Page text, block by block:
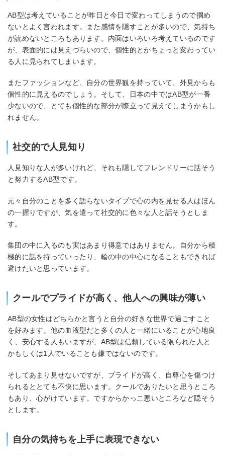
AB型は考えていることが昨日と今日で変わってしまうので掴め
ないとよく言われます。また感情を隠すことが多いので、気持ち
が読めないところもあります。内面はいろいろ考えているのです
が、表面的には見えづらいので、個性的とかちょっと変わってい
る人に見られてしまいます。
またファッションなど、自分の世界観を持っていて、外見からも
個性的に見えるのでしょう。そして、日本の中ではAB型が一番
少ないので、とても個性的な部分が際立って見えてしまうかもし
れません。
社交的で人見知り
人見知りな人が多いけれど、それも隠してフレンドリーに話そう
と努力するAB型です。
元々自分のことを多く語らないタイプで心の内を見せる人はほん
の一握りですが、気を遣って社交的に色々な人と話そうとしま
す。
集団の中に入るのも実はあまり得意ではありません。自分から積
極的に話を持っていったり、輪の中の中心になることもできれば
避けたいと思っています。
クールでプライドが高く、他人への興味が薄い
AB型の女性はどちらかと言うと自分の好きな世界で過ごすこと
を好みます。他の血液型だと多くの人と一緒にいることが心地良
く、安心する人もいますが、AB型は信頼している限られた人と
かもしくは1人でいることも嫌ではないのです。
そしてあまり見せないですが、プライドが高く、自尊心を傷つけ
られるととても不快に思います。クールでありたいと思うところ
もあり、心がけています。ですからかっこ悪いところなど隠そう
とします。
自分の気持ちを上手に表現できない